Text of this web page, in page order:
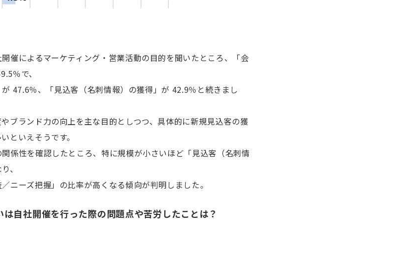
催によるマーケティング・営業活動の目的を聞いたところ、「会
％で、
47.6％、「見込客（名刺情報）の獲得」が 42.9％と続きまし
ブランド力の向上を主な目的としつつ、具体的に新規見込客の獲
といえそうです。
係性を確認したところ、特に規模が小さいほど「見込客（名刺情
、
ニーズ把握」の比率が高くなる傾向が判明しました。
自社開催を行った際の問題点や苦労したことは？